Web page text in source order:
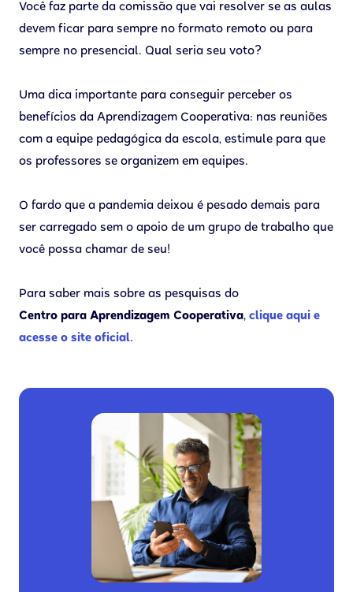
Você faz parte da comissão que vai resolver se as aulas
devem ficar para sempre no formato remoto ou para
sempre no presencial. Qual seria seu voto?
Uma dica importante para conseguir perceber os
benefícios da Aprendizagem Cooperativa: nas reuniões
com a equipe pedagógica da escola, estimule para que
os professores se organizem em equipes.
O fardo que a pandemia deixou é pesado demais para
ser carregado sem o apoio de um grupo de trabalho que
você possa chamar de seu!
Para saber mais sobre as pesquisas do
Centro para Aprendizagem Cooperativa, clique aqui e
acesse o site oficial.